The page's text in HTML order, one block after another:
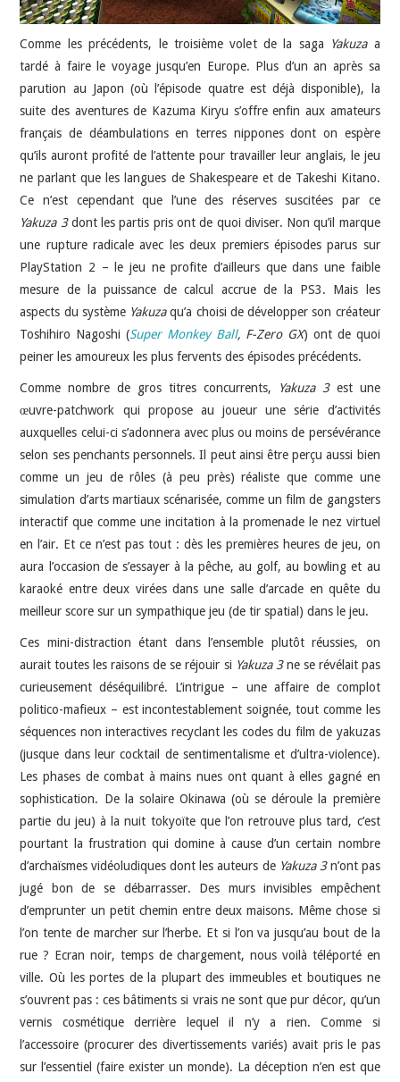
SOMMAIRE
A PROPOS
Comme les précédents, le troisième volet de la saga Yakuzaa
tardé à faire le voyage jusqu’en Europe. Plus d’un an après sa
parution au Japon (où l’épisode quatre est déjà disponible), la
suite des aventures de Kazuma Kiryu s’offre enfin aux amateurs
français de déambulations en terres nippones dont on espère
qu’ils auront profité de l’attente pour travailler leur anglais, le jeu
ne parlant que les langues de Shakespeare et de Takeshi Kitano.
Ce n’est cependant que l’une des réserves suscitées par ce
Yakuza 3dont les partis pris ont de quoi diviser. Non qu’il marque
une rupture radicale avec les deux premiers épisodes parus sur
PlayStation 2 – le jeu ne profite d’ailleurs que dans une faible
mesure de la puissance de calcul accrue de la PS3. Mais les
aspects du système Yakuzaqu’a choisi de développer son créateur
Toshihiro Nagoshi (Super Monkey Ball, F-Zero GX) ont de quoi
peiner les amoureux les plus fervents des épisodes précédents.
Comme nombre de gros titres concurrents, Yakuza 3est une
œuvre-patchwork qui propose au joueur une série d’activités
auxquelles celui-ci s’adonnera avec plus ou moins de persévérance
selon ses penchants personnels. Il peut ainsi être perçu aussi bien
comme un jeu de rôles (à peu près) réaliste que comme une
simulation d’arts martiaux scénarisée, comme un film de gangsters
interactif que comme une incitation à la promenade le nez virtuel
en l’air. Et ce n’est pas tout : dès les premières heures de jeu, on
aura l’occasion de s’essayer à la pêche, au golf, au bowling et au
karaoké entre deux virées dans une salle d’arcade en quête du
meilleur score sur un sympathique jeu (de tir spatial) dans le jeu.
Ces mini-distraction étant dans l’ensemble plutôt réussies, on
aurait toutes les raisons de se réjouir si Yakuza 3ne se révélait pas
curieusement déséquilibré. L’intrigue – une affaire de complot
politico-mafieux – est incontestablement soignée, tout comme les
séquences non interactives recyclant les codes du film de yakuzas
(jusque dans leur cocktail de sentimentalisme et d’ultra-violence).
Les phases de combat à mains nues ont quant à elles gagné en
sophistication. De la solaire Okinawa (où se déroule la première
partie du jeu) à la nuit tokyoïte que l’on retrouve plus tard, c’est
pourtant la frustration qui domine à cause d’un certain nombre
d’archaïsmes vidéoludiques dont les auteurs de Yakuza 3n’ont pas
jugé bon de se débarrasser. Des murs invisibles empêchent
d’emprunter un petit chemin entre deux maisons. Même chose si
l’on tente de marcher sur l’herbe. Et si l’on va jusqu’au bout de la
rue ? Ecran noir, temps de chargement, nous voilà téléporté en
ville. Où les portes de la plupart des immeubles et boutiques ne
s’ouvrent pas : ces bâtiments si vrais ne sont que pur décor, qu’un
vernis cosmétique derrière lequel il n’y a rien. Comme si
l’accessoire (procurer des divertissements variés) avait pris le pas
sur l’essentiel (faire exister un monde). La déception n’en est que